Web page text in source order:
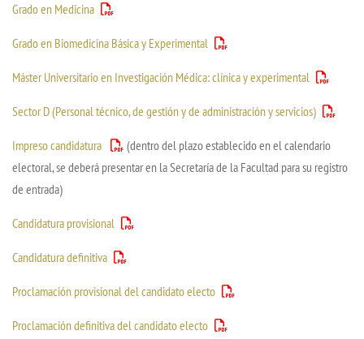
Grado en Medicina
Grado en Biomedicina Básica y Experimental
Máster Universitario en Investigación Médica: clínica y experimental
Sector D (Personal técnico, de gestión y de administración y servicios)
Impreso candidatura
(dentro del plazo establecido en el calendario
electoral, se deberá presentar en la Secretaría de la Facultad para su registro
de entrada)
Candidatura provisional
Candidatura definitiva
Proclamación provisional del candidato electo
Proclamación definitiva del candidato electo